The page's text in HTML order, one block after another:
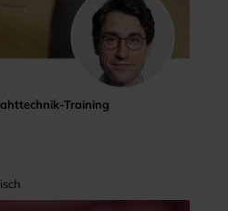
Training